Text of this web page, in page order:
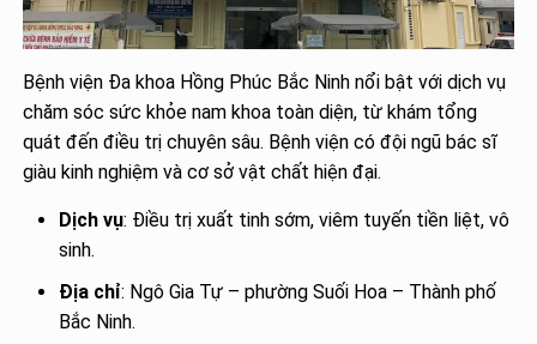
Bệnh viện Đa khoa Hồng Phúc Bắc Ninh nổi bật với dịch vụ
chăm sóc sức khỏe nam khoa toàn diện, từ khám tổng
quát đến điều trị chuyên sâu. Bệnh viện có đội ngũ bác sĩ
giàu kinh nghiệm và cơ sở vật chất hiện đại.
Dịch vụ: Điều trị xuất tinh sớm, viêm tuyến tiền liệt, vô
sinh.
Địa chỉ: Ngô Gia Tự – phường Suối Hoa – Thành phố
Bắc Ninh.